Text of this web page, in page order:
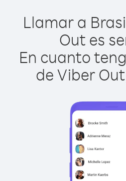
Llamar a
Out es
En cuanto
de Viber